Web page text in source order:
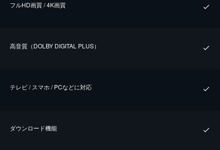
フルHD画質 / 4K画質
⾼⾳質（DOLBY DIGITAL PLUS）
テレビ / スマホ / PCなどに対応
ダウンロード機能